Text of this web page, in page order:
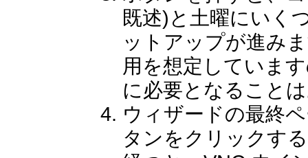
既述)と土曜にいく
ットアップが進み
用を想定していま
に必要となること
ウィザードの最終
タンをクリックす